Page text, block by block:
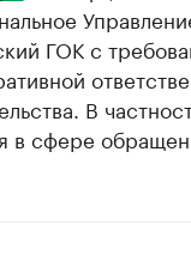
ГОК с
В
в сфере